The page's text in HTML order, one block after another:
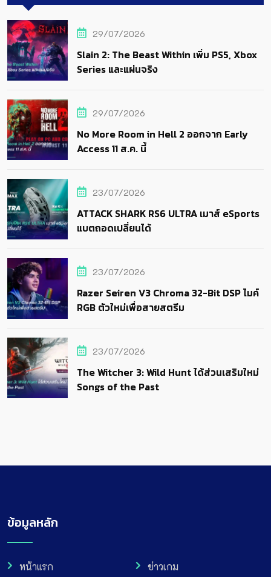
29/07/2026
Slain 2: The Beast Within เพิ่ม PS5, Xbox
Series และแผ่นจริง
29/07/2026
No More Room in Hell 2 ออกจาก Early
Access 11 ส.ค. นี้
23/07/2026
ATTACK SHARK RS6 ULTRA เมาส์ eSports
แบตถอดเปลี่ยนได้
23/07/2026
Razer Seiren V3 Chroma 32-Bit DSP ไมค์
RGB ตัวใหม่เพื่อสายสตรีม
23/07/2026
The Witcher 3: Wild Hunt ได้ส่วนเสริมใหม่
Songs of the Past
ข้อมูลหลัก
หน้าแรก ข่าวเกม